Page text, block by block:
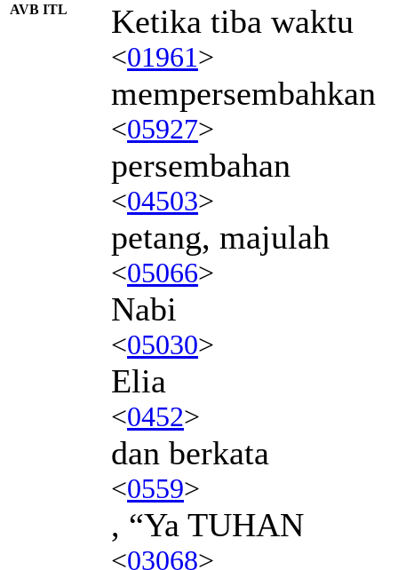
AVB ITL Ketika tiba waktu
<01961>
mempersembahkan
<05927>
persembahan
<04503>
petang, majulah
<05066>
Nabi
<05030>
Elia
<0452>
dan berkata
<0559>
, “Ya TUHAN
<03068>